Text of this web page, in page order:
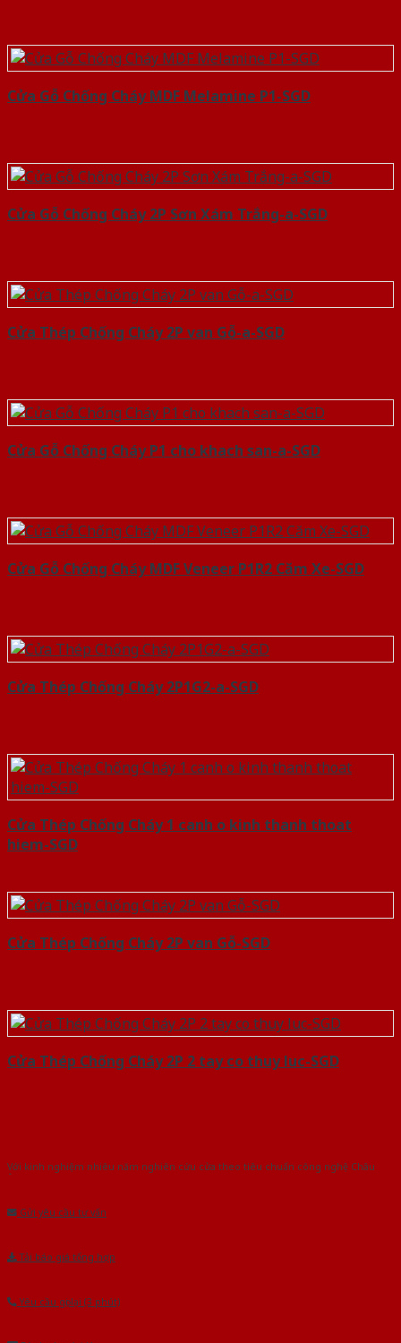
Cửa Gỗ Chống Cháy MDF Melamine P1-SGD
Cửa Gỗ Chống Cháy 2P Sơn Xám Trắng-a-SGD
Cửa Thép Chống Cháy 2P van Gỗ-a-SGD
Cửa Gỗ Chống Cháy P1 cho khach san-a-SGD
Cửa Gỗ Chống Cháy MDF Veneer P1R2 Căm Xe-SGD
Cửa Thép Chống Cháy 2P1G2-a-SGD
Cửa Thép Chống Cháy 1 canh o kinh thanh thoat
hiem-SGD
Cửa Thép Chống Cháy 2P van Gỗ-SGD
Cửa Thép Chống Cháy 2P 2 tay co thuy luc-SGD
Với kinh nghiệm nhiêu năm nghiên cứu cửa theo tiêu chuẩn công nghệ Châu
Gửi yêu cầu tư vấn
Tải báo giá tổng hợp
Yêu cầu gọi lại (3 phút)